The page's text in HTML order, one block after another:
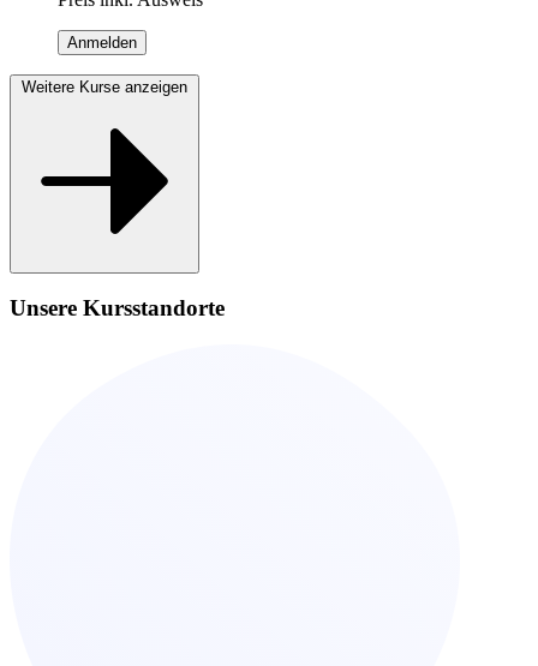
Anmelden
Weitere Kurse anzeigen
Unsere Kursstandorte